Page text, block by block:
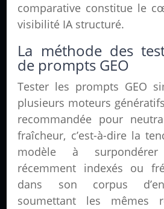
comparative constitue le
visibilité IA structuré.
La méthode des
de prompts GEO
Tester les prompts GEO
plusieurs moteurs
recommandée pour
fraîcheur, c’est-à-dire la
modèle à
récemment indexés ou
dans son corpus
soumettant les mêmes